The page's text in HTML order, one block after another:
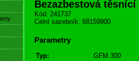
Bezazbestová
Kód: 241737
Celní sazebník: 68159900
Parametry
Typ:
GFM 300